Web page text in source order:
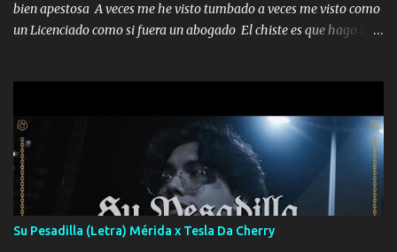
bien apestosa A veces me he visto tumbado a veces me visto como
un Licenciado como si fuera un abogado El chiste es que hago lo
corriente no quieren verte subir de level trucha mis plebes Música
A veces me pongo un sombrero a veces me ven la cachucha de lado
con la mirada siempre en alto A veces me fajó una super o a veces
me fajó una Glock siempre armado todas las generaciones yo
traigo El chiste es que hago lo que quiero pues así soy me mandó
yo tengo el control a todos yo les paro el dedo soy hocicon un
malcriado un malandrón Que Les importa no saben nada falsas
Su Pesadilla (Letra) Mérida x Tesla Da Cherry